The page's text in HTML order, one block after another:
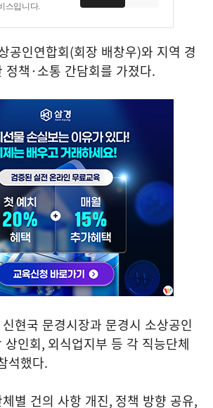
스입니다.
공인연합회(회장 배창우)와 지역 경
정책·소통 간담회를 가졌다.
현국 문경시장과 문경시 소상공인
상인회, 외식업지부 등 각 직능단체
석했다.
별 건의 사항 개진, 정책 방향 공유,